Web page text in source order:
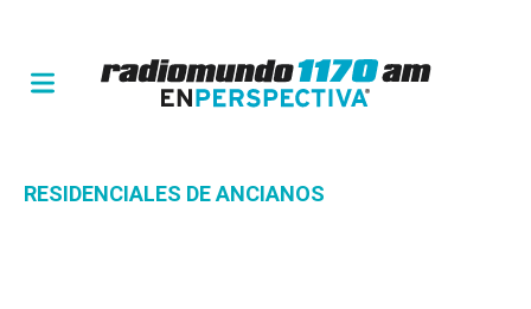
RESIDENCIALES DE ANCIANOS